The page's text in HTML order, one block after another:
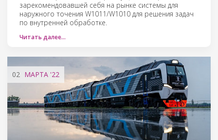
зарекомендовавшей себя на рынке системы для
наружного точения W1011/W1010 для решения задач
по внутренней обработке.
Читать далее…
02 МАРТА '22